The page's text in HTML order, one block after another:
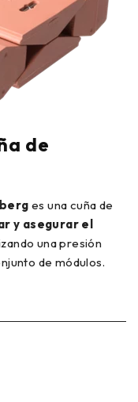
de
es una cuña de
y asegurar el
una presión
de módulos.